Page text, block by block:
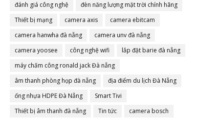
đánh giá công nghệ
đèn năng lượng mặt trời chính hãng
Thiết bị mạng
camera axis
camera ebitcam
camera hanwha đà nẵng
camera unv đà nẵng
camera yoosee
công nghệ wifi
lắp đặt barie đà nẵng
máy chấm công ronald jack Đà nẵng
âm thanh phòng họp đà nẵng
địa điểm du lịch Đà Nẵng
ống nhựa HDPE Đà Nẵng
Smart Tivi
Thiết bị âm thanh đà nẵng
Tin tức
camera bosch